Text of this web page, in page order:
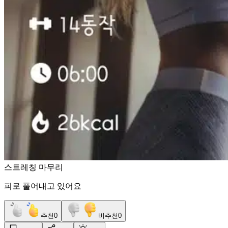
스트레칭 마무리
피로 풀어내고 있어요
추천0 비추천0